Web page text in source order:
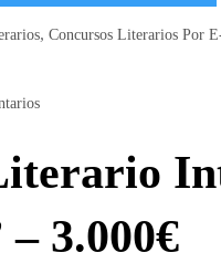
, Concursos Literarios Por
3.000€